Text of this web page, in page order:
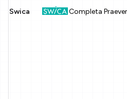
Swica Completa